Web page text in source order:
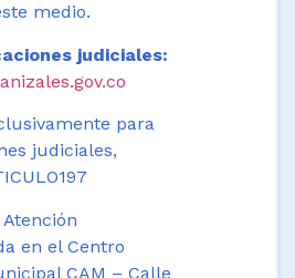
medio.
judiciales:
para
judiciales,
Atención
en el Centro
CAM – Calle